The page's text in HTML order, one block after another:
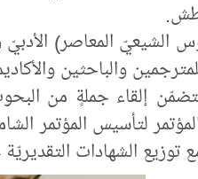
الشيعيّ المعاصر) الأدبيّ
والباحثين
إلقاء جملةٍ من
لتأسيس المؤتمر
الشهادات التقديريّة